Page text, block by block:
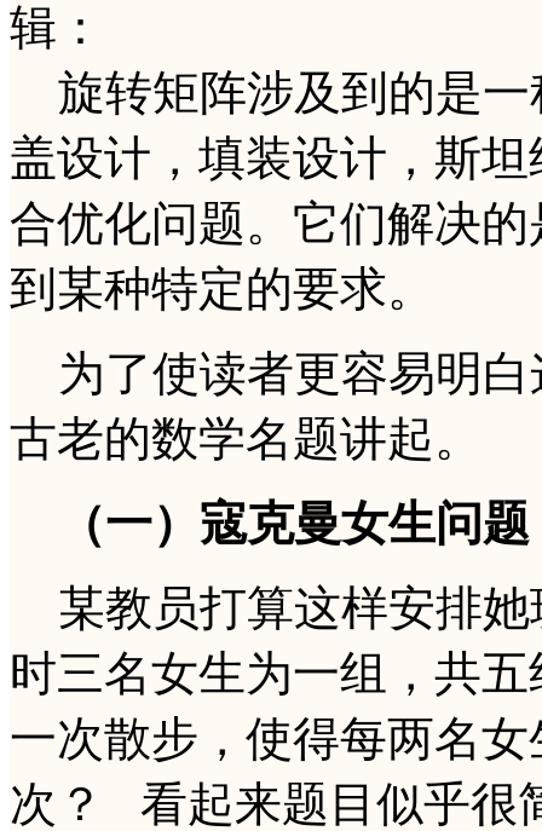
辑：
旋转矩阵涉及到的是一
盖设计，填装设计，斯
合优化问题。它们解决
到某种特定的要求。
为了使读者更容易明白
古老的数学名题讲起。
（一）寇克曼女生问题
某教员打算这样安排她
时三名女生为一组，共
一次散步，使得每两名
次？ 看起来题目似乎很